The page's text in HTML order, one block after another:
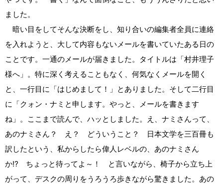
ました。
暗い目をしてそんな決断をし、知り合いの編集者全員に連絡
を入れようと、大して内容もないメールを書いていたある日の
ことです。一通のメールが届きました。タイトルは「村井理子
様へ」。特に深く考えることもなく、何気なくメールを開く
と、一行目に「はじめまして！」とありました。そして二行目
に「クォン・ナミと申します。やっと、メールを書きます
ね」。ここまで読んで、ハッとしました。え、ナミさんって、
あのナミさん？ え？ どういうこと？ 日本文学を三百冊も
訳したという、私からしたら偉人レベルの、あのナミさん
か⁉ ちょっと待ってよ～！ と言いながら、椅子から立ち上
がって、デスクの周りをうろうろ歩きながら驚きました。あの